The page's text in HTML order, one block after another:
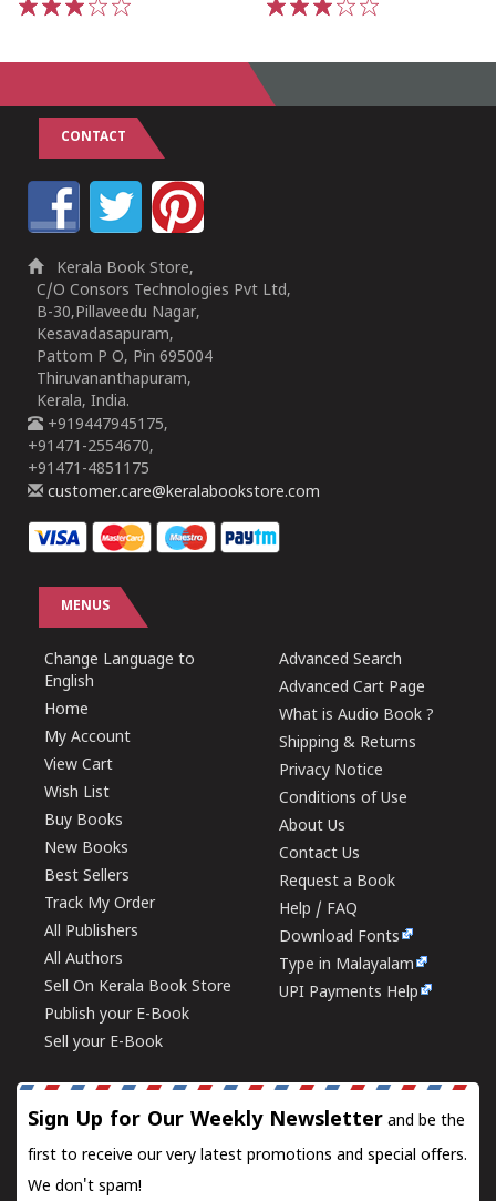
CONTACT
Kerala Book Store,
C/O Consors Technologies Pvt Ltd,
B-30,Pillaveedu Nagar,
Kesavadasapuram,
Pattom P O, Pin 695004
Thiruvananthapuram,
Kerala, India.
+919447945175,
+91471-2554670,
+91471-4851175
customer.care@keralabookstore.com
MENUS
Change Language to
English
Home
My Account
View Cart
Wish List
Buy Books
New Books
Best Sellers
Track My Order
All Publishers
All Authors
Sell On Kerala Book Store
Publish your E-Book
Sell your E-Book
Advanced Search
Advanced Cart Page
What is Audio Book ?
Shipping & Returns
Privacy Notice
Conditions of Use
About Us
Contact Us
Request a Book
Help / FAQ
Download Fonts
Type in Malayalam
UPI Payments Help
Sign Up for Our Weekly Newsletter and be the
first to receive our very latest promotions and special offers.
We don't spam!